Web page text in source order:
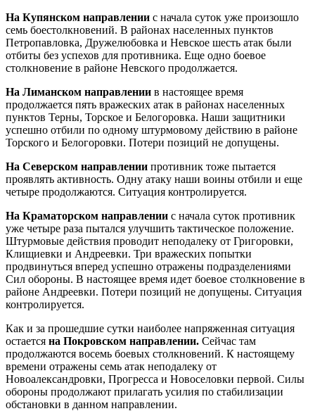
На Купянском направлении с начала суток уже произошло
семь боестолкновений. В районах населенных пунктов
Петропавловка, Дружелюбовка и Невское шесть атак были
отбиты без успехов для противника. Еще одно боевое
столкновение в районе Невского продолжается.
На Лиманском направлении в настоящее время
продолжается пять вражеских атак в районах населенных
пунктов Терны, Торское и Белогоровка. Наши защитники
успешно отбили по одному штурмовому действию в районе
Торского и Белогоровки. Потери позиций не допущены.
На Северском направлении противник тоже пытается
проявлять активность. Одну атаку наши воины отбили и еще
четыре продолжаются. Ситуация контролируется.
На Краматорском направлении с начала суток противник
уже четыре раза пытался улучшить тактическое положение.
Штурмовые действия проводит неподалеку от Григоровки,
Клищиевки и Андреевки. Три вражеских попытки
продвинуться вперед успешно отражены подразделениями
Сил обороны. В настоящее время идет боевое столкновение в
районе Андреевки. Потери позиций не допущены. Ситуация
контролируется.
Как и за прошедшие сутки наиболее напряженная ситуация
остается на Покровском направлении. Сейчас там
продолжаются восемь боевых столкновений. К настоящему
времени отражены семь атак неподалеку от
Новоалександровки, Прогресса и Новоселовки первой. Силы
обороны продолжают прилагать усилия по стабилизации
обстановки в данном направлении.